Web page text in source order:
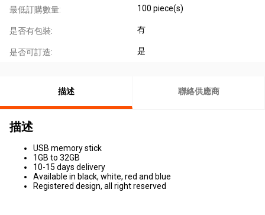
最低訂購數量: 100 piece(s)
是否有包裝: 有
是否可訂造: 是
描述 聯絡供應商
描述
USB memory stick
1GB to 32GB
10-15 days delivery
Available in black, white, red and blue
Registered design, all right reserved